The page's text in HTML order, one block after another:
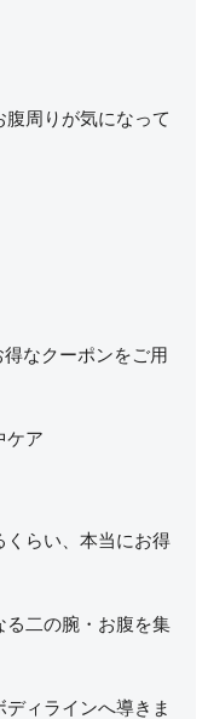
周りが気になって
なクーポンをご用
ケア
くらい、本当にお得
る二の腕・お腹を集
ィラインへ導きま